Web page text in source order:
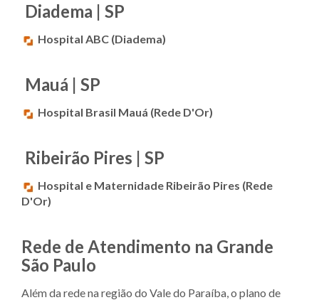
Diadema | SP
Hospital ABC (Diadema)
Mauá | SP
Hospital Brasil Mauá (Rede D'Or)
Ribeirão Pires | SP
Hospital e Maternidade Ribeirão Pires (Rede
D'Or)
Rede de Atendimento na Grande
São Paulo
Além da rede na região do Vale do Paraíba, o plano de